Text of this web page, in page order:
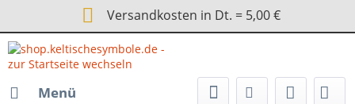
Versandkosten in Dt. = 5,00 €
Menü